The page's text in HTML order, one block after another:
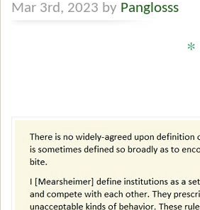
Mar 3rd, 2023 by Panglosss
*